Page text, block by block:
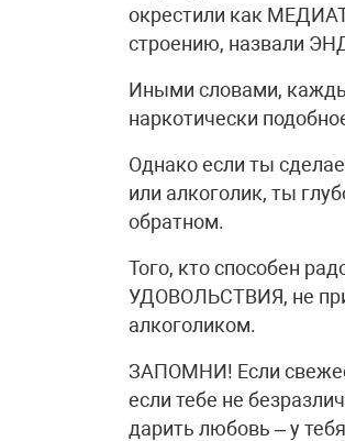
окрестили как
строению, назвали
Иными словами,
наркотически
Однако если ты
или алкоголик, ты
обратном.
Того, кто способен
УДОВОЛЬСТВИЯ, не
алкоголиком.
ЗАПОМНИ! Если
если тебе не
дарить любовь – у